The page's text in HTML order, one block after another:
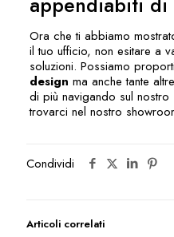
Ora che ti abbiamo
il tuo ufficio, non esitare a
soluzioni. Possiamo proporti
design ma anche tante
di più navigando sul
trovarci nel nostro
Condividi
Articoli correlati